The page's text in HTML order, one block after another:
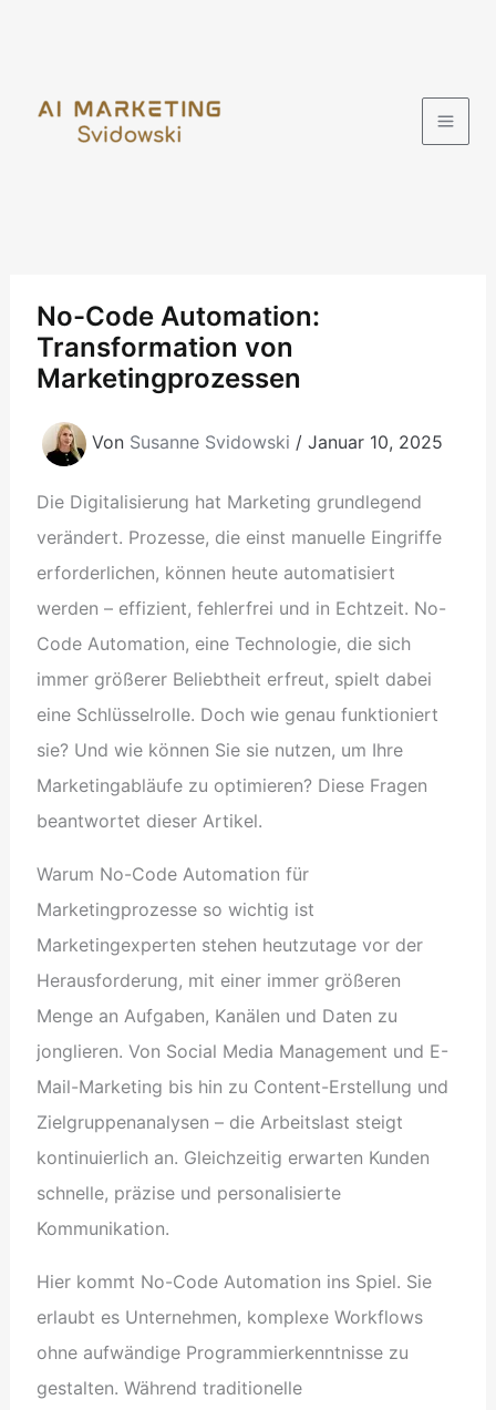
No-Code Automation:
Transformation von
Marketingprozessen
Von Susanne Svidowski / Januar 10, 2025
Die Digitalisierung hat Marketing grundlegend
verändert. Prozesse, die einst manuelle Eingriffe
erforderlichen, können heute automatisiert
werden – effizient, fehlerfrei und in Echtzeit. No-
Code Automation, eine Technologie, die sich
immer größerer Beliebtheit erfreut, spielt dabei
eine Schlüsselrolle. Doch wie genau funktioniert
sie? Und wie können Sie sie nutzen, um Ihre
Marketingabläufe zu optimieren? Diese Fragen
beantwortet dieser Artikel.
Warum No-Code Automation für
Marketingprozesse so wichtig ist
Marketingexperten stehen heutzutage vor der
Herausforderung, mit einer immer größeren
Menge an Aufgaben, Kanälen und Daten zu
jonglieren. Von Social Media Management und E-
Mail-Marketing bis hin zu Content-Erstellung und
Zielgruppenanalysen – die Arbeitslast steigt
kontinuierlich an. Gleichzeitig erwarten Kunden
schnelle, präzise und personalisierte
Kommunikation.
Hier kommt No-Code Automation ins Spiel. Sie
erlaubt es Unternehmen, komplexe Workflows
ohne aufwändige Programmierkenntnisse zu
gestalten. Während traditionelle